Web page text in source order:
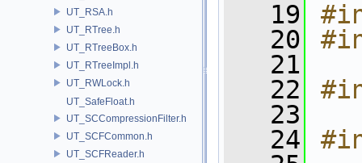
UT_RSA.h
UT_RTree.h
UT_RTreeBox.h
UT_RTreeImpl.h
UT_RWLock.h
UT_SafeFloat.h
UT_SCCompressionFilter.h
UT_SCFCommon.h
UT_SCFReader.h
   19
   20
   21
   22
   23
   24